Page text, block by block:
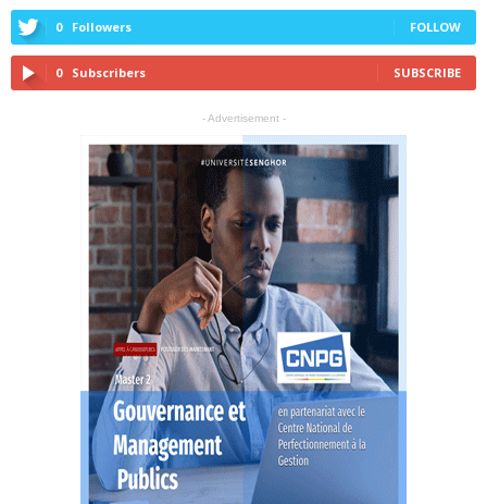
0 Followers FOLLOW
0 Subscribers SUBSCRIBE
- Advertisement -